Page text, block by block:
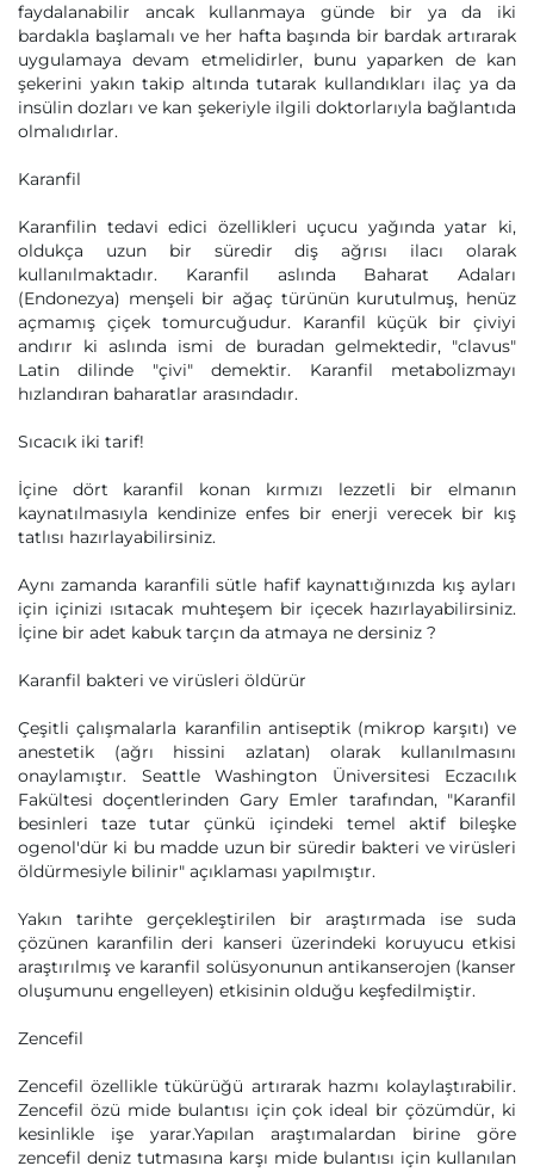
faydalanabilir ancak kullanmaya günde bir ya da iki
bardakla başlamalı ve her hafta başında bir bardak artırarak
uygulamaya devam etmelidirler, bunu yaparken de kan
şekerini yakın takip altında tutarak kullandıkları ilaç ya da
insülin dozları ve kan şekeriyle ilgili doktorlarıyla bağlantıda
olmalıdırlar.
Karanfil
Karanfilin tedavi edici özellikleri uçucu yağında yatar ki,
oldukça uzun bir süredir diş ağrısı ilacı olarak
kullanılmaktadır. Karanfil aslında Baharat Adaları
(Endonezya) menşeli bir ağaç türünün kurutulmuş, henüz
açmamış çiçek tomurcuğudur. Karanfil küçük bir çiviyi
andırır ki aslında ismi de buradan gelmektedir, "clavus"
Latin dilinde "çivi" demektir. Karanfil metabolizmayı
hızlandıran baharatlar arasındadır.
Sıcacık iki tarif!
İçine dört karanfil konan kırmızı lezzetli bir elmanın
kaynatılmasıyla kendinize enfes bir enerji verecek bir kış
tatlısı hazırlayabilirsiniz.
Aynı zamanda karanfili sütle hafif kaynattığınızda kış ayları
için içinizi ısıtacak muhteşem bir içecek hazırlayabilirsiniz.
İçine bir adet kabuk tarçın da atmaya ne dersiniz ?
Karanfil bakteri ve virüsleri öldürür
Çeşitli çalışmalarla karanfilin antiseptik (mikrop karşıtı) ve
anestetik (ağrı hissini azlatan) olarak kullanılmasını
onaylamıştır. Seattle Washington Üniversitesi Eczacılık
Fakültesi doçentlerinden Gary Emler tarafından, "Karanfil
besinleri taze tutar çünkü içindeki temel aktif bileşke
ogenol'dür ki bu madde uzun bir süredir bakteri ve virüsleri
öldürmesiyle bilinir" açıklaması yapılmıştır.
Yakın tarihte gerçekleştirilen bir araştırmada ise suda
çözünen karanfilin deri kanseri üzerindeki koruyucu etkisi
araştırılmış ve karanfil solüsyonunun antikanserojen (kanser
oluşumunu engelleyen) etkisinin olduğu keşfedilmiştir.
Zencefil
Zencefil özellikle tükürüğü artırarak hazmı kolaylaştırabilir.
Zencefil özü mide bulantısı için çok ideal bir çözümdür, ki
kesinlikle işe yarar.Yapılan araştımalardan birine göre
zencefil deniz tutmasına karşı mide bulantısı için kullanılan